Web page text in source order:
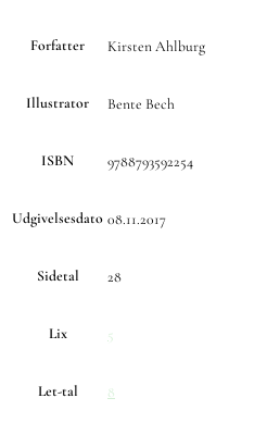
Forfatter Kirsten Ahlburg
Illustrator Bente Bech
ISBN 9788793592254
Udgivelsesdato 08.11.2017
Sidetal 28
Lix 5
Let-tal 8